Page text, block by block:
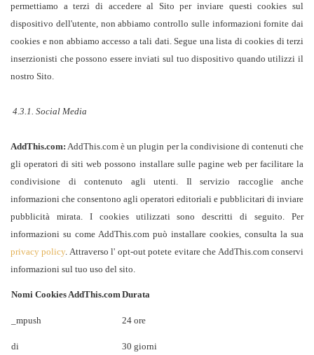
permettiamo a terzi di accedere al Sito per inviare questi cookies sul
dispositivo dell'utente, non abbiamo controllo sulle informazioni fornite dai
cookies e non abbiamo accesso a tali dati. Segue una lista di cookies di terzi
inserzionisti che possono essere inviati sul tuo dispositivo quando utilizzi il
nostro Sito.
4.3.1. Social Media
AddThis.com: AddThis.com è un plugin per la condivisione di contenuti che
gli operatori di siti web possono installare sulle pagine web per facilitare la
condivisione di contenuto agli utenti. Il servizio raccoglie anche
informazioni che consentono agli operatori editoriali e pubblicitari di inviare
pubblicità mirata. I cookies utilizzati sono descritti di seguito. Per
informazioni su come AddThis.com può installare cookies, consulta la sua
privacy policy. Attraverso l' opt-out potete evitare che AddThis.com conservi
informazioni sul tuo uso del sito.
Nomi Cookies AddThis.comDurata
_mpush 24 ore
di 30 giorni